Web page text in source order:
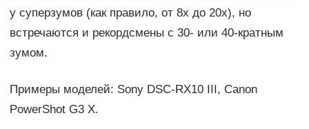
у суперзумов (как правило, от 8х до 20х), но
встречаются и рекордсмены с 30- или 40-кратным
зумом.
Примеры моделей: Sony DSC-RX10 III, Canon
PowerShot G3 X.